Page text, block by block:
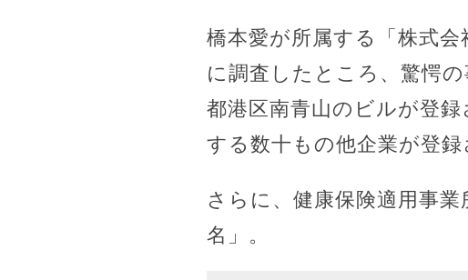
橋本愛が所属する「株式
に調査したところ、驚愕
都港区南青山のビルが登
する数十もの他企業が登
さらに、健康保険適用事
名」。